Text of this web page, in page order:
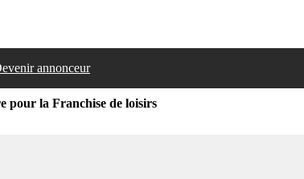
annonceur
pour la Franchise de loisirs